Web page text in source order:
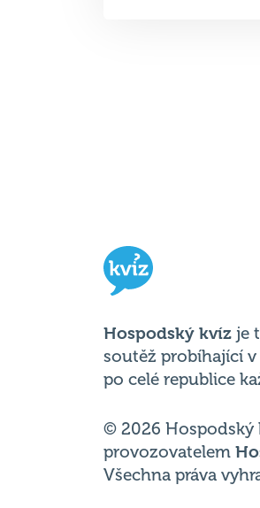
Hospodský kvíz je
soutěž probíhající
po celé republice
© 2026 Hospodský
provozovatelem
Všechna práva